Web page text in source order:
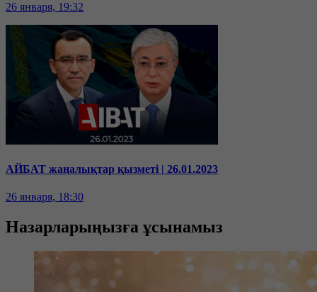
26 января, 19:32
АЙБАТ жаңалықтар қызметі | 26.01.2023
26 января, 18:30
Назарларыңызға ұсынамыз